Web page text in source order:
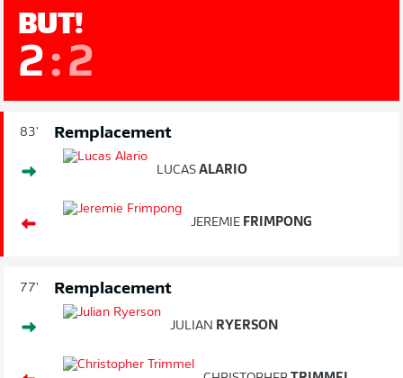
BUT!
2: 2
83' Remplacement
LUCAS ALARIO
JEREMIE FRIMPONG
77' Remplacement
JULIAN RYERSON